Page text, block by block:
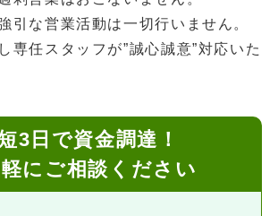
引な営業活動は一切行いません。
専任スタッフが”誠心誠意”対応いた
3日で資金調達！
にご相談ください